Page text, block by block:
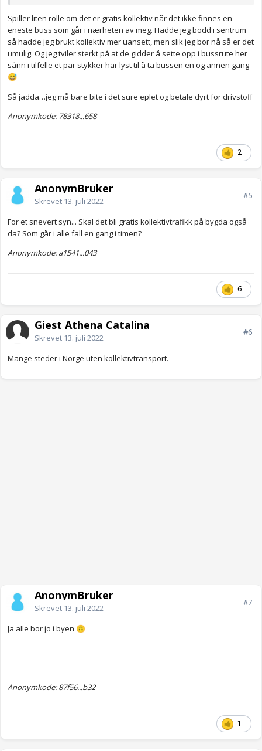
Spiller liten rolle om det er gratis kollektiv når det ikke finnes en
eneste buss som går i nærheten av meg. Hadde jeg bodd i sentrum
så hadde jeg brukt kollektiv mer uansett, men slik jeg bor nå så er det
umulig. Og jeg tviler sterkt på at de gidder å sette opp i bussrute her
sånn i tilfelle et par stykker har lyst til å ta bussen en og annen gang
😅
Så jadda…jeg må bare bite i det sure eplet og betale dyrt for drivstoff
Anonymkode: 78318...658
2
AnonymBruker
Skrevet 13. juli 2022
#5
For et snevert syn... Skal det bli gratis kollektivtrafikk på bygda også
da? Som går i alle fall en gang i timen?
Anonymkode: a1541...043
6
Gjest Athena Catalina
Skrevet 13. juli 2022
#6
Mange steder i Norge uten kollektivtransport.
AnonymBruker
Skrevet 13. juli 2022
#7
Ja alle bor jo i byen 🙃
Anonymkode: 87f56...b32
1